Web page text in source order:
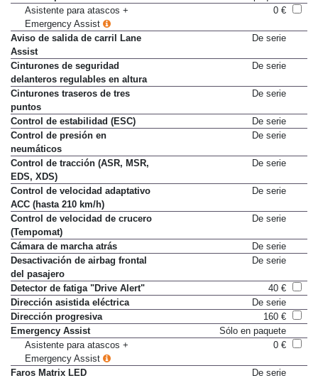
Asistente para atascos
Sólo en paquete
Asistente para atascos +
Emergency Assist
Aviso de salida de carril Lane
Assist
Cinturones de seguridad
delanteros regulables en altura
Cinturones traseros de tres
puntos
Control de estabilidad (ESC)
De serie
Control de presión en
neumáticos
Control de tracción (ASR, MSR,
EDS, XDS)
Control de velocidad adaptativo
ACC (hasta 210 km/h)
Control de velocidad de crucero
(Tempomat)
Cámara de marcha atrás
De serie
Desactivación de airbag frontal
del pasajero
Detector de fatiga "Drive Alert"
40 €
Dirección asistida eléctrica
De serie
Dirección progresiva
160 €
Emergency Assist
Sólo en paquete
Asistente para atascos +
Emergency Assist